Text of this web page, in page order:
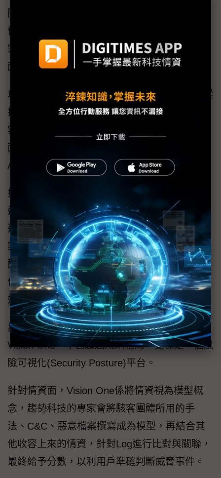
問題來了，即便企業懂得評選好的XDR，但如
何套用於企業環境、並產生預期防護成效？吳
宗霖建議，可針對技術面、情資面、產品服務
面進行通盤檢視。
以趨勢科技的XDR平台「Vision One」為例，從
技術面來看，趨勢科技在端點、網路、郵件、
雲端等等不同層面皆有對應偵測產品，得以全
面收納多類型活動或偵測Log，此外也能借助
API，讓SIEM將其Log輸送到Vision One。
換言之Vision One就是一個匯聚原始行為紀錄、
遙測資料與偵測事件的大型Data Lake，進而透
過AI技術執行資料過濾與堆疊分析，再透過專
家規則執行多項威脅事件的分析和關聯，並搭
配外部情資執行比對過濾，最終甚至可做到事
件判讀，將看似雜亂無章的海量Log整理成為有
效的情報，產出精準告警。
具體來說，擁有上述細膩偵測與回應機制的
Vision One，早已超越XDR格局，更像是一個風
險可視化(Security Posture)平台。
針對情資面，Vision One係將情資視為模型概
念，趨勢科技的專家會將駭客團體所用的手
法、C&C、惡意檔案撰寫成為模型，再結合其
他收容上來的情資，針對Log進行比對與關聯，
最終給予分數，以利用戶準確判斷威脅事件。